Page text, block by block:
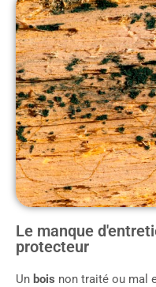
Le manque
protecteur
Un bois non traité ou mal